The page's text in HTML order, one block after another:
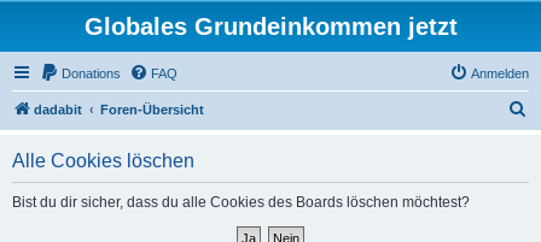
Globales Grundeinkommen jetzt
Donations FAQ Anmelden
dadabit Foren-Übersicht
Alle Cookies löschen
Bist du dir sicher, dass du alle Cookies des Boards löschen möchtest?